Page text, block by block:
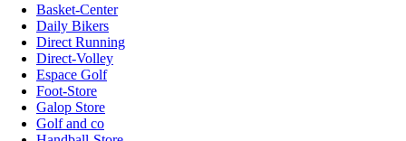
Basket-Center
Daily Bikers
Direct Running
Direct-Volley
Espace Golf
Foot-Store
Galop Store
Golf and co